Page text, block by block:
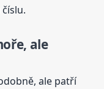
ale
ale patří